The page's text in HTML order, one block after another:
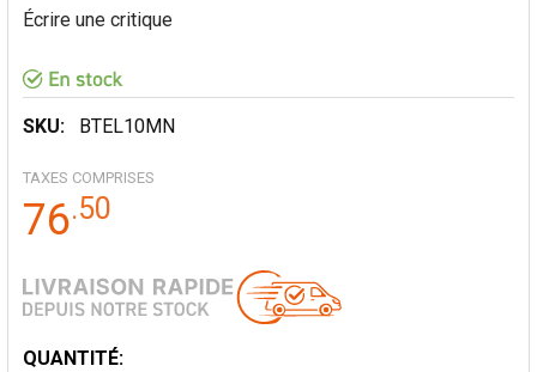
Écrire une critique
SKU: BTEL10MN
TAXES COMPRISES
76.50
STOCK
QUANTITÉ: